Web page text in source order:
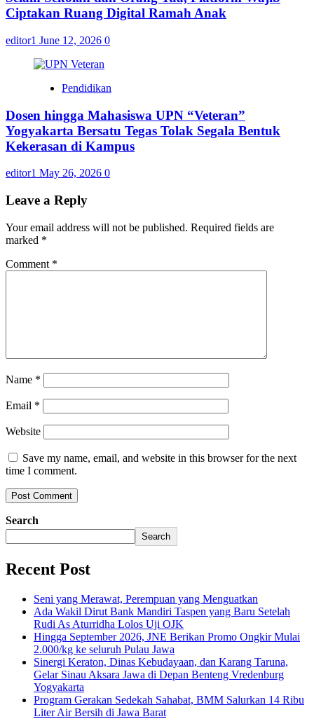
Ciptakan Ruang Digital Ramah Anak
editor1 June 12, 2026 0
Pendidikan
Dosen hingga Mahasiswa UPN “Veteran”
Yogyakarta Bersatu Tegas Tolak Segala Bentuk
Kekerasan di Kampus
editor1 May 26, 2026 0
Leave a Reply
Your email address will not be published. Required fields are
marked *
Comment *
Name *
Email *
Website
Save my name, email, and website in this browser for the next
time I comment.
Search
Search
Recent Post
Seni yang Merawat, Perempuan yang Menguatkan
Ada Wakil Dirut Bank Mandiri Taspen yang Baru Setelah
Rudi As Aturridha Lolos Uji OJK
Hingga September 2026, JNE Berikan Promo Ongkir Mulai
2.000/kg ke seluruh Pulau Jawa
Sinergi Keraton, Dinas Kebudayaan, dan Karang Taruna,
Gelar Sinau Aksara Jawa di Depan Benteng Vredenburg
Yogyakarta
Program Gerakan Sedekah Sahabat, BMM Salurkan 14 Ribu
Liter Air Bersih di Jawa Barat